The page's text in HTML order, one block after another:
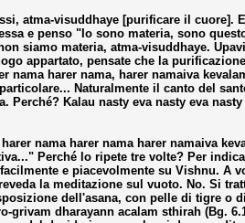
atma-visuddhaye [purificare il
e penso "Io sono materia, sono
siamo materia, atma-visuddhaye.
appartato, pensate che la
nama harer nama, harer namaiva
Naturalmente il canto del
Perché? Kalau nasty eva nasty eva
nama harer nama harer namaiva
Perché lo ripete tre volte? Per
e piacevolmente su Vishnu.
la meditazione sul vuoto. No. Si
dell'asana, con pelle di tigre o
grivam dharayann acalam sthirah